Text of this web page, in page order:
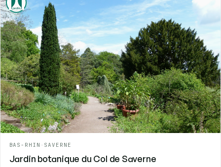
BAS-RHIN - SAVERNE
Jardin botanique du Col de Saverne